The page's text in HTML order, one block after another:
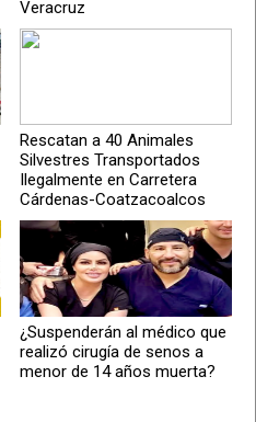
Veracruz
Rescatan a 40 Animales
Silvestres Transportados
Ilegalmente en Carretera
Cárdenas-Coatzacoalcos
¿Suspenderán al médico que
realizó cirugía de senos a
menor de 14 años muerta?